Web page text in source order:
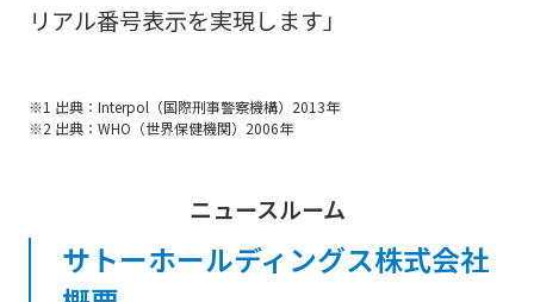
リアル番号表示を実現します」
※1 出典：Interpol（国際刑事警察機構）2013年
※2 出典：WHO（世界保健機関）2006年
ニュースルーム
サトーホールディングス株式会社